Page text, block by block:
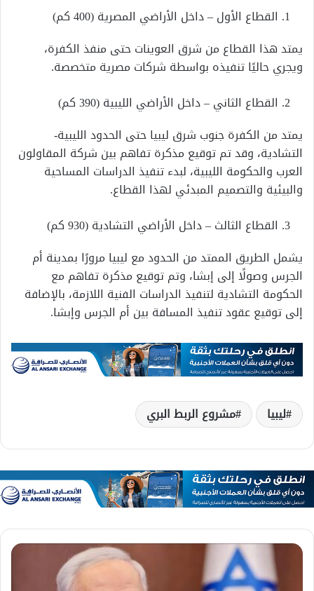
القطاع الأول – داخل الأراضي المصرية (400 كم)
يمتد هذا القطاع من شرق العوينات حتى منفذ الكفرة،
ويجري حاليًا تنفيذه بواسطة شركات مصرية متخصصة.
القطاع الثاني – داخل الأراضي الليبية (390 كم)
يمتد من الكفرة جنوب شرق ليبيا حتى الحدود الليبية-
التشادية، وقد تم توقيع مذكرة تفاهم بين شركة المقاولون
العرب والحكومة الليبية، لبدء تنفيذ الدراسات المساحية
والبيئية والتصميم المبدئي لهذا القطاع.
القطاع الثالث – داخل الأراضي التشادية (930 كم)
يشمل الطريق الممتد من الحدود مع ليبيا مرورًا بمدينة أم
الجرس وصولًا إلى إبشا، وتم توقيع مذكرة تفاهم مع
الحكومة التشادية لتنفيذ الدراسات الفنية اللازمة، بالإضافة
إلى توقيع عقود تنفيذ المسافة بين أم الجرس وإبشا.
ليبيا مشروع الربط البري